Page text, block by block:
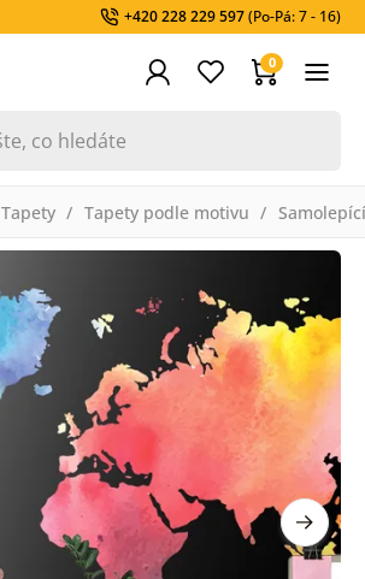
+420 228 229 597(Po-Pá: 7 - 16)
0
Tapety Tapety podle motivu